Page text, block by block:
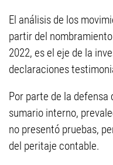
El análisis de los
partir del
2022, es el eje de la
declaraciones
Por parte de la
sumario interno,
no presentó pruebas,
del peritaje contable.